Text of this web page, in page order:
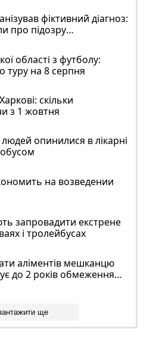
фіктивний діагноз:
про підозру
області з футболу:
туру на 8 серпня
скільки
з 1 жовтня
людей опинилися в лікарні
на возведении
запровадити екстрене
і тролейбусах
аліментів мешканцю
до 2 років обмеження
ще